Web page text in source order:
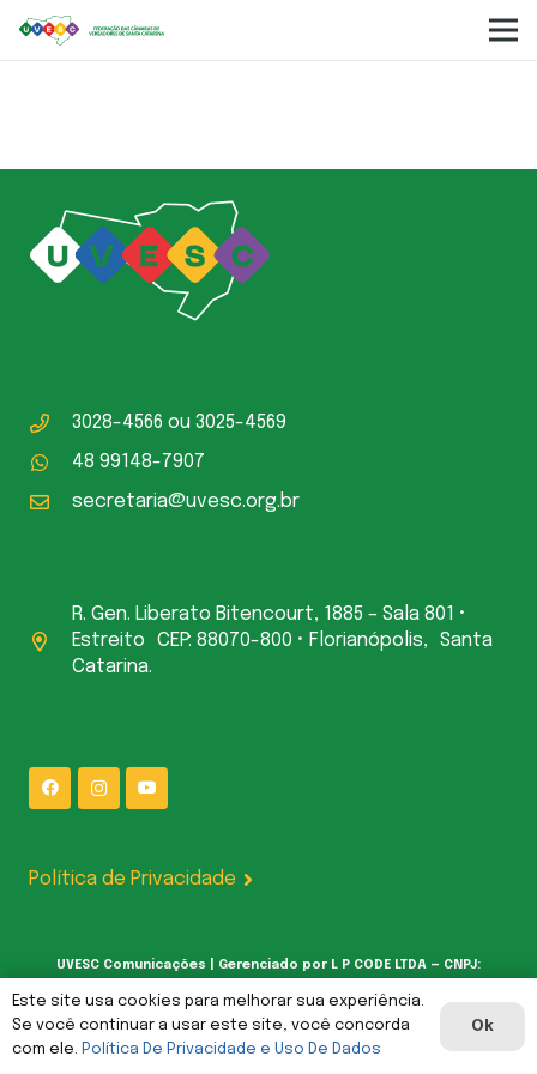
3028-4566 ou 3025-4569
48 99148-7907
secretaria@uvesc.org.br
R. Gen. Liberato Bitencourt, 1885 – Sala 801 •
Estreito CEP: 88070-800 • Florianópolis, Santa
Catarina.
Política de Privacidade
UVESC Comunicações | Gerenciado por L P CODE LTDA — CNPJ:
62.387.377/0001-00
Este site usa cookies para melhorar sua experiência.
Se você continuar a usar este site, você concorda
com ele. Política De Privacidade e Uso De Dados
Ok